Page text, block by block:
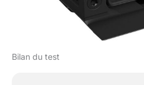
Bilan du test